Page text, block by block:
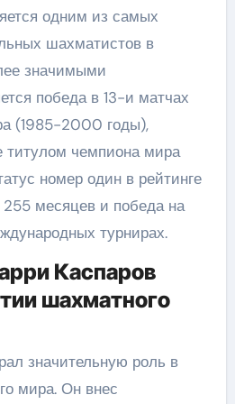
одним из самых
шахматистов в
значимыми
победа в 13-и матчах
(1985-2000 годы),
титулом чемпиона мира
номер один в рейтинге
255 месяцев и победа на
турнирах.
Каспаров
шахматного
значительную роль в
мира. Он внес